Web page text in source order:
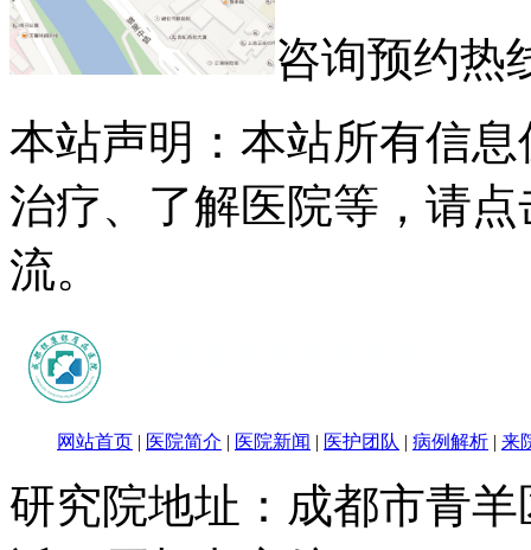
咨询预约热
本站声明：本站所有信
治疗、了解医院等，请
流。
网站首页 | 医院简介 | 医院新闻 | 医护团队 | 病例解析 | 来
研究院地址：成都市青